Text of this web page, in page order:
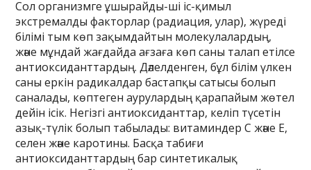
Сол организмге ұшырайды-ші іс-қимыл
экстремалды факторлар (радиация, улар), жүреді
білімі тым көп зақымдайтын молекулалардың,
және мұндай жағдайда ағзаға көп саны талап етілсе
антиоксиданттардың. Дәлелденген, бұл білім үлкен
саны еркін радикалдар бастапқы сатысы болып
саналады, көптеген аурулардың қарапайым жөтел
дейін ісік. Негізгі антиоксиданттар, келіп түсетін
азық-түлік болып табылады: витаминдер C және E,
селен және каротины. Басқа табиғи
антиоксиданттардың бар синтетикалық